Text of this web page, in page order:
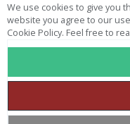
We use cookies to give you
website you agree to our
Cookie Policy. Feel free to
SWELL